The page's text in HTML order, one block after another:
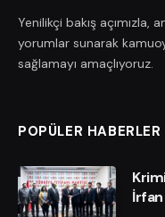
Yenilikçi bakış
yorumlar sunarak
sağlamayı amaçlıyoruz.
POPÜLER HABERLER